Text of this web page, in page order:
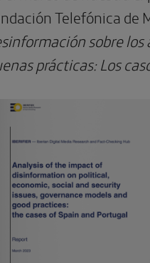
Telefónica de
sobre
prácticas: Los